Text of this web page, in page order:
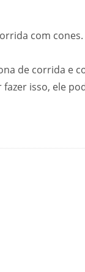
com cones.
de corrida e
isso, ele